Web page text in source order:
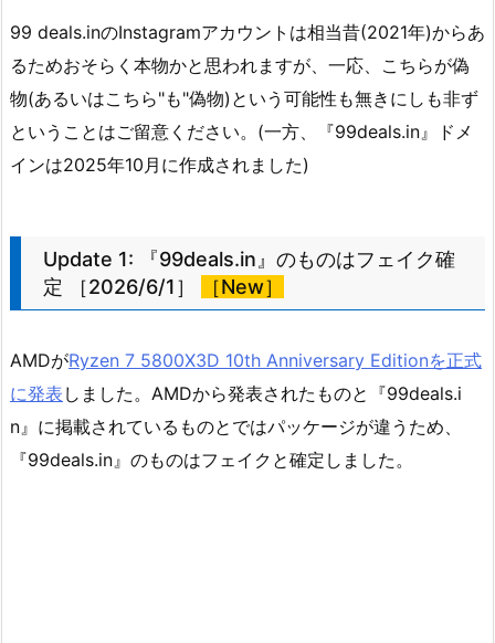
99 deals.inのInstagramアカウントは相当昔(2021年)からあ
るためおそらく本物かと思われますが、一応、こちらが偽
物(あるいはこちら"も"偽物)という可能性も無きにしも非ず
ということはご留意ください。(一方、『99deals.in』ドメ
インは2025年10月に作成されました)
Update 1: 『99deals.in』のものはフェイク確
定 ［2026/6/1］
［New］
AMDがRyzen 7 5800X3D 10th Anniversary Editionを正式
に発表 しました。AMDから発表されたものと『99deals.i
n』に掲載されているものとではパッケージが違うため、
『99deals.in』のものはフェイクと確定しました。